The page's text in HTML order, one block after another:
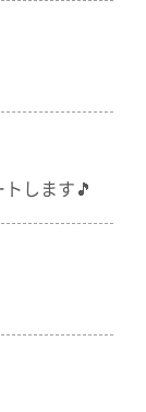
します🎵